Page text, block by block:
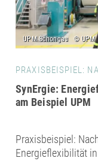
PRAXISBEISPIEL:
SynErgie:
am Beispiel UPM
Praxisbeispiel:
Energieflexibilität